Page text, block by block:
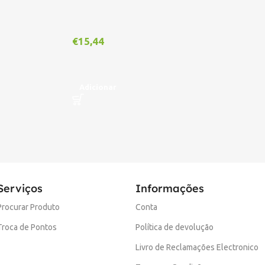
€15,44
Produto
de Pontos
Informações
Conta
Política de devolução
Livro de Reclamações Electronico